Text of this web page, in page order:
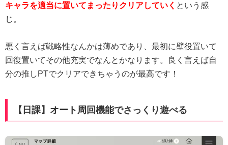
キャラを適当に置いてまったりクリアしていく という感
じ。
悪く言えば戦略性なんかは薄めであり、最初に壁役置いて
回復置いてその他充実でなんとかなります。良く言えば自
分の推しPTでクリアできちゃうのが最高です！
【日課】オート周回機能でさっくり遊べる